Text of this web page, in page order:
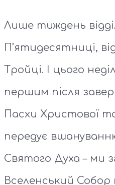
Лише тиждень
П’ятидесятниці,
Тройці. І цього
першим після
Пасхи Христової
передує
Святого Духа – ми
Вселенський Собор